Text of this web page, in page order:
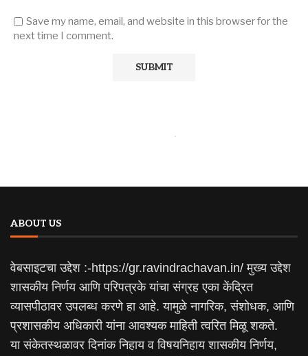
Save my name, email, and website in this browser for the
next time I comment.
ABOUT US
वेबसाइटचा उद्देश :-https://gr.ravindrachavan.in/ मुख्य उद्देश
शासकीय निर्णय आणि परिपत्रके यांचा संग्रह एका केंद्रित
व्यासपीठावर उपलब्ध करणे हा आहे. यामुळे नागरिक, संशोधक, आणि
प्रशासकीय अधिकारी यांना आवश्यक माहिती त्वरित मिळू शकते.
या संकेतस्थळावर दिनांक निहाय व विषयनिहाय शासकीय निर्णय,